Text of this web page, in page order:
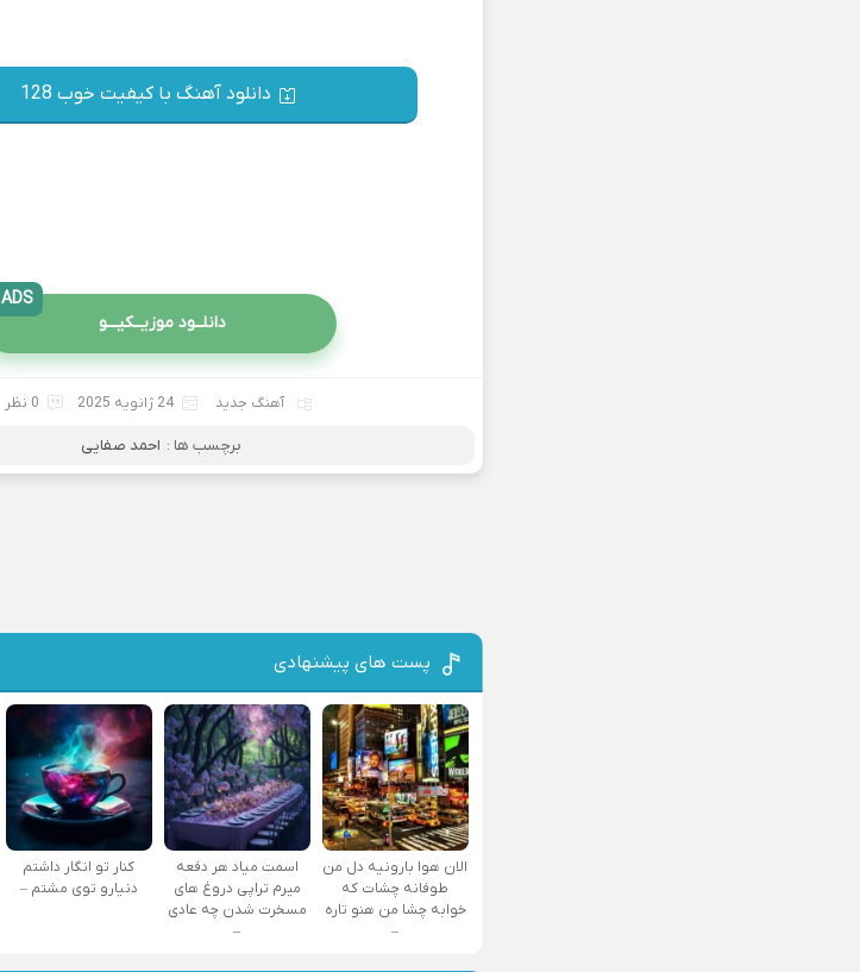
دانلود آهنگ با کیفیت خوب 128
دانلــود موزیــکیـــو
ADS
آهنگ جدید 24 ژانویه 2025 0 نظر
برچسب ها : احمد صفایی
پست های پیشنهادی
الان هوا بارونیه دل من
طوفانه چشات که
خوابه چشا من هنو تاره
–
اسمت میاد هر دفعه
میرم تراپی دروغ‌ های
مسخرت شدن چه عادی
–
کنار تو انگار داشتم
دنیارو توی مشتم –